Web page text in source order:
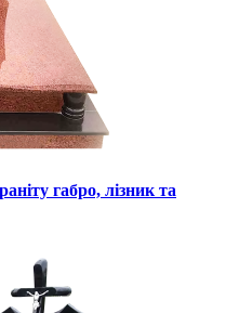
габро, лізник та